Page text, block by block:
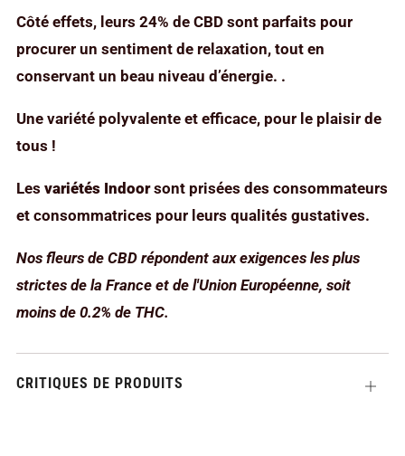
Côté effets, leurs 24% de CBD sont parfaits pour
procurer un sentiment de relaxation, tout en
conservant un beau niveau d’énergie. .
Une variété polyvalente et efficace, pour le plaisir de
tous !
Les variétés Indoorsont prisées des consommateurs
et consommatrices pour leurs qualités gustatives.
Nos fleurs de CBD répondent aux exigences les plus
strictes de la France et de l'Union Européenne, soit
moins de 0.2% de THC.
CRITIQUES DE PRODUITS Ouvrir